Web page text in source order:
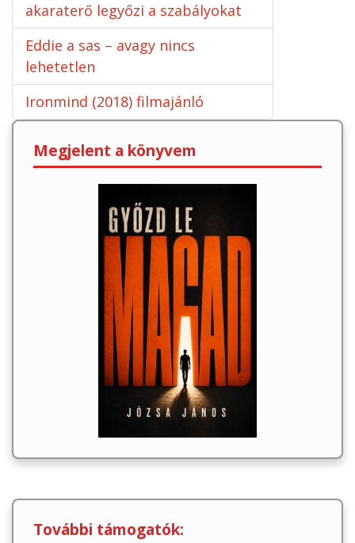
akaraterő legyőzi a szabályokat
Eddie a sas – avagy nincs
lehetetlen
Ironmind (2018) filmajánló
Megjelent a könyvem
További támogatók: